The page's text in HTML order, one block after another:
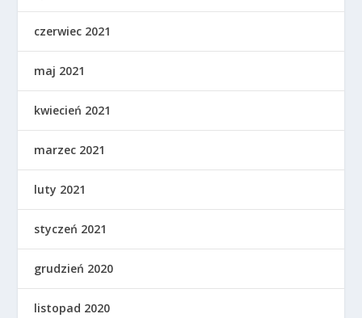
czerwiec 2021
maj 2021
kwiecień 2021
marzec 2021
luty 2021
styczeń 2021
grudzień 2020
listopad 2020